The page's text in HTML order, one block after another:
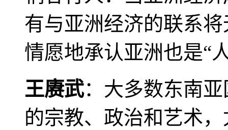
有与亚洲经济的联系
情愿地承认亚洲也是“
王赓武：大多数东南
的宗教、政治和艺术